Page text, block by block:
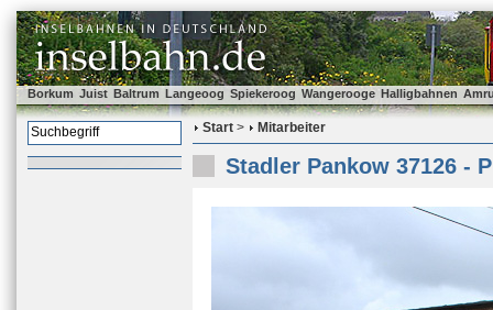
Borkum Juist Baltrum Langeoog Spiekeroog Wangerooge Halligbahnen
Start > Mitarbeiter
Stadler Pankow 37126 -